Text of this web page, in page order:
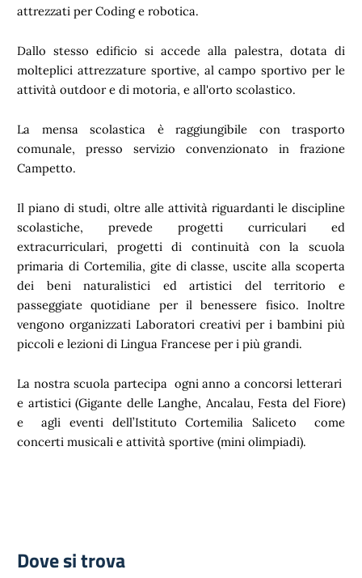
attrezzati per Coding e robotica.
Dallo stesso edificio si accede alla palestra, dotata di
molteplici attrezzature sportive, al campo sportivo per le
attività outdoor e di motoria, e all'orto scolastico.
La mensa scolastica è raggiungibile con trasporto
comunale, presso servizio convenzionato in frazione
Campetto.
Il piano di studi, oltre alle attività riguardanti le discipline
scolastiche, prevede progetti curriculari ed
extracurriculari, progetti di continuità con la scuola
primaria di Cortemilia, gite di classe, uscite alla scoperta
dei beni naturalistici ed artistici del territorio e
passeggiate quotidiane per il benessere fisico. Inoltre
vengono organizzati Laboratori creativi per i bambini più
piccoli e lezioni di Lingua Francese per i più grandi.
La nostra scuola partecipa ogni anno a concorsi letterari
e artistici (Gigante delle Langhe, Ancalau, Festa del Fiore)
e agli eventi dell’Istituto Cortemilia Saliceto come
concerti musicali e attività sportive (mini olimpiadi).
Dove si trova